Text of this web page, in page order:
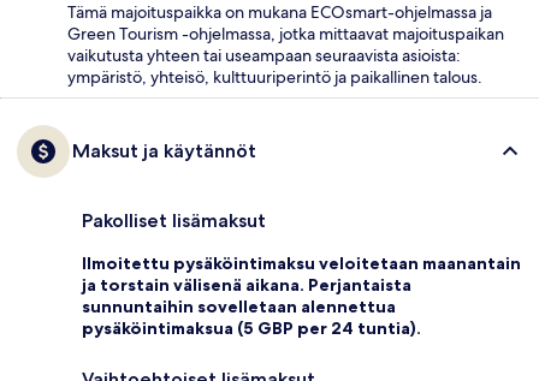
Tämä majoituspaikka on mukana ECOsmart-ohjelmassa ja
Green Tourism -ohjelmassa, jotka mittaavat majoituspaikan
vaikutusta yhteen tai useampaan seuraavista asioista:
ympäristö, yhteisö, kulttuuriperintö ja paikallinen talous.
Maksut ja käytännöt
Pakolliset lisämaksut
Ilmoitettu pysäköintimaksu veloitetaan maanantain
ja torstain välisenä aikana. Perjantaista
sunnuntaihin sovelletaan alennettua
pysäköintimaksua (5 GBP per 24 tuntia).